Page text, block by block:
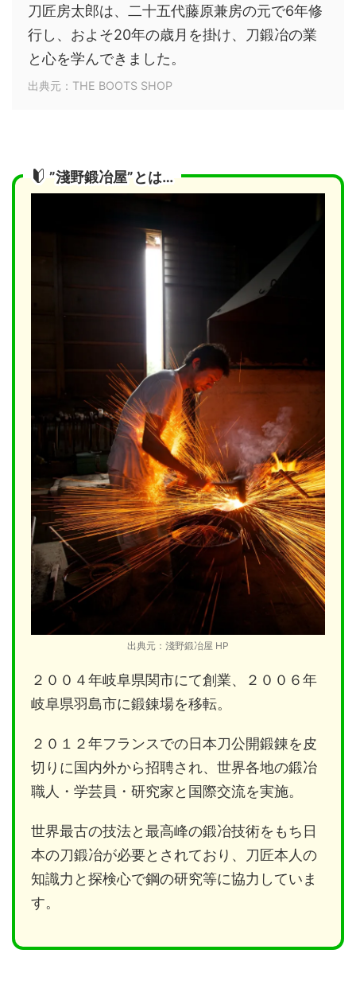
刀匠房太郎は、二十五代藤原兼房の元で6年修
行し、およそ20年の歳月を掛け、刀鍛冶の業
と心を学んできました。
出典元：THE BOOTS SHOP
”淺野鍛冶屋”とは…
出典元：淺野鍛冶屋 HP
２００４年岐阜県関市にて創業、２００６年
岐阜県羽島市に鍛錬場を移転。
２０１２年フランスでの日本刀公開鍛錬を皮
切りに国内外から招聘され、世界各地の鍛冶
職人・学芸員・研究家と国際交流を実施。
世界最古の技法と最高峰の鍛冶技術をもち日
本の刀鍛冶が必要とされており、刀匠本人の
知識力と探検心で鋼の研究等に協力していま
す。